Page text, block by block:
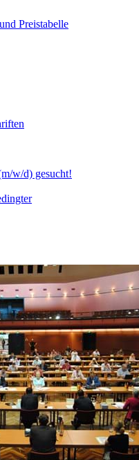
Preistabelle
w/d) gesucht!